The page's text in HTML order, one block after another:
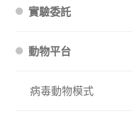
實驗委託
動物平台
病毒動物模式